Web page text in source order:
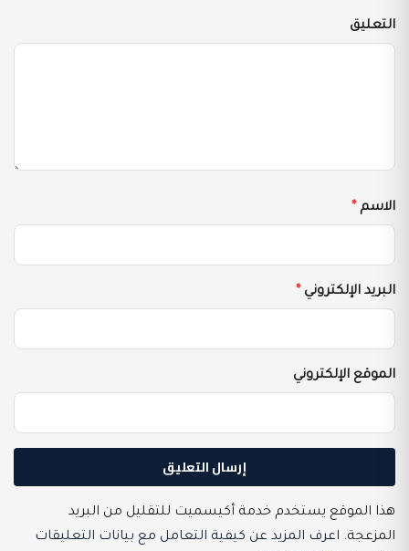
التعليق
الاسم*
البريد الإلكتروني*
الموقع الإلكتروني
هذا الموقع يستخدم خدمة أكيسميت للتقليل من البريد
المزعجة. اعرف المزيد عن كيفية التعامل مع بيانات التعليقات